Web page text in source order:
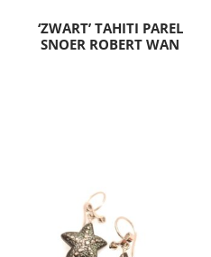
‘ZWART’ TAHITI PAREL
SNOER ROBERT WAN